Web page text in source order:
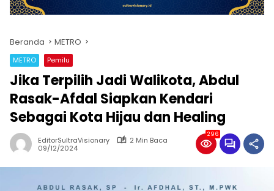
Beranda METRO
METRO Pemilu
Jika Terpilih Jadi Walikota, Abdul
Rasak-Afdal Siapkan Kendari
Sebagai Kota Hijau dan Healing
EditorSultraVisionary
2 Min Baca
09/12/2024
296